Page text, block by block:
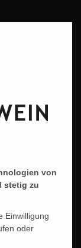
von
stetig zu
Einwilligung
oder